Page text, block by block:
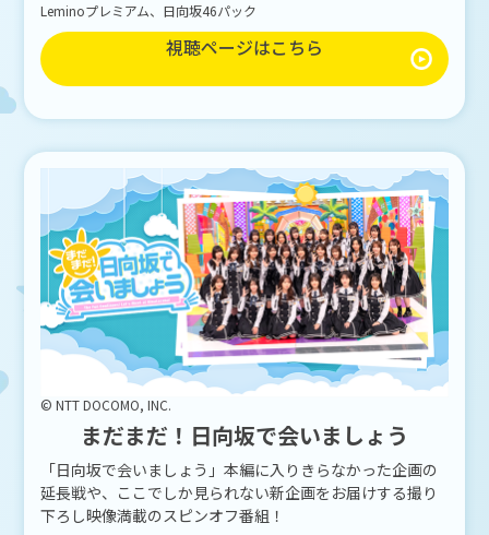
Leminoプレミアム、日向坂46パック
視聴ページはこちら
© NTT DOCOMO, INC.
まだまだ！日向坂で会いましょう
「日向坂で会いましょう」本編に入りきらなかった企画の
延長戦や、ここでしか見られない新企画をお届けする撮り
下ろし映像満載のスピンオフ番組！